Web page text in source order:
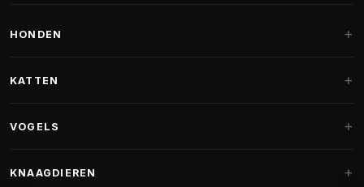
HONDEN
Fantail hondenmanden
KATTEN
Krabpalen voor Maine Coon
VOGELS
KNAAGDIEREN